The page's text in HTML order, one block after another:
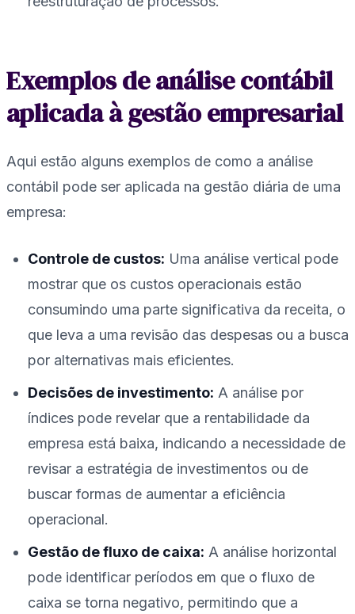
Exemplos de análise contábil
aplicada à gestão empresarial
Aqui estão alguns exemplos de como a análise
contábil pode ser aplicada na gestão diária de uma
empresa:
Controle de custos: Uma análise vertical pode
mostrar que os custos operacionais estão
consumindo uma parte significativa da receita, o
que leva a uma revisão das despesas ou a busca
por alternativas mais eficientes.
Decisões de investimento: A análise por
índices pode revelar que a rentabilidade da
empresa está baixa, indicando a necessidade de
revisar a estratégia de investimentos ou de
buscar formas de aumentar a eficiência
operacional.
Gestão de fluxo de caixa: A análise horizontal
pode identificar períodos em que o fluxo de
caixa se torna negativo, permitindo que a